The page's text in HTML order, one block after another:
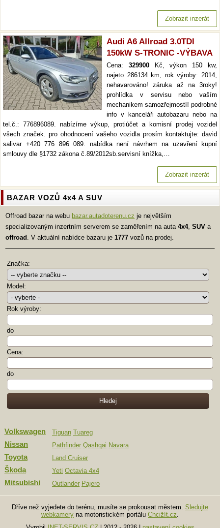
Zobrazit inzerát
Audi A6 Allroad 3.0TDI
150kW S-TRONIC -VÝBAVA
Cena: 329900Kč, výkon 150 kw,
najeto 286134 km, rok výroby: 2014,
nehavarováno! záruka až na 3roky!
prohlídka v servisu nebo vaším
mechanikem samozřejmostí! podrobné
info v kanceláři autobazaru nebo na
tel.č.: 776896089. nabízíme výkup, protiúčet a komisní prodej vozidel
všech značek. pro ohodnocení vašeho vozidla prosím kontaktujte: david
salivar +420 776 896 089. nabídka není návrhem na uzavření kupní
smlouvy dle §1732 zákona č.89/2012sb.servisní knížka,…
Zobrazit inzerát
BAZAR VOZŮ 4x4 A SUV
Offroad bazar na webu bazar.autadoterenu.cz je největším
specializovaným inzertním serverem se zaměřením na auta 4x4, SUV a
offroad . V aktuální nabídce bazaru je 1777 vozů na prodej.
Značka:
Model:
Rok výroby:
do
Cena:
do
Volkswagen Tiguan Tuareg
Nissan Pathfinder Qashqai Navara
Toyota Land Cruiser
Škoda Yeti Octavia 4x4
Mitsubishi Outlander Pajero
Dříve než vyjedete do terénu, musíte se prokousat městem. Sledujte
webkamery na motoristickém portálu Chcižít.cz.